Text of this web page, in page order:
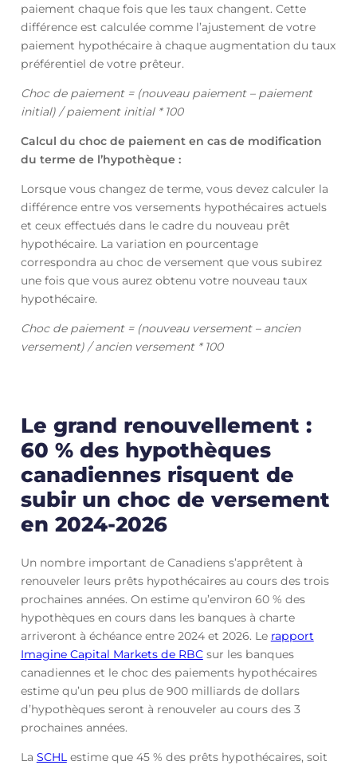
paiement chaque fois que les taux changent. Cette
différence est calculée comme l’ajustement de votre
paiement hypothécaire à chaque augmentation du taux
préférentiel de votre prêteur.
Choc de paiement = (nouveau paiement – paiement
initial) / paiement initial * 100
Calcul du choc de paiement en cas de modification
du terme de l’hypothèque :
Lorsque vous changez de terme, vous devez calculer la
différence entre vos versements hypothécaires actuels
et ceux effectués dans le cadre du nouveau prêt
hypothécaire. La variation en pourcentage
correspondra au choc de versement que vous subirez
une fois que vous aurez obtenu votre nouveau taux
hypothécaire.
Choc de paiement = (nouveau versement – ancien
versement) / ancien versement * 100
Le grand renouvellement :
60 % des hypothèques
canadiennes risquent de
subir un choc de versement
en 2024-2026
Un nombre important de Canadiens s’apprêtent à
renouveler leurs prêts hypothécaires au cours des trois
prochaines années. On estime qu’environ 60 % des
hypothèques en cours dans les banques à charte
arriveront à échéance entre 2024 et 2026. Le rapport
Imagine Capital Markets de RBCsur les banques
canadiennes et le choc des paiements hypothécaires
estime qu’un peu plus de 900 milliards de dollars
d’hypothèques seront à renouveler au cours des 3
prochaines années.
La SCHLestime que 45 % des prêts hypothécaires, soit